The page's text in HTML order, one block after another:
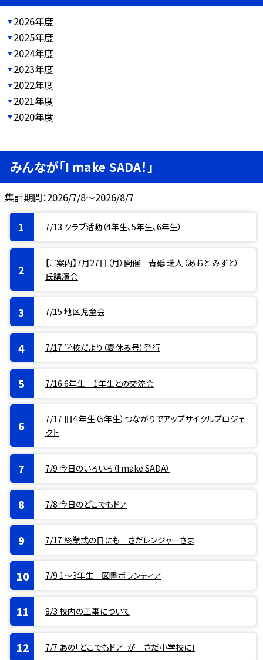
2026年度
2025年度
2024年度
2023年度
2022年度
2021年度
2020年度
みんなが「I make SADA！」
集計期間：2026/7/8～2026/8/7
7/13 クラブ活動（4年生、5年生、6年生）
【ご案内】7月27日（月）開催 青砥 瑞人（あおと みずと）
氏講演会
7/15 地区児童会
7/17 学校だより（夏休み号）発行
7/16 6年生 1年生との交流会
7/17 旧４年生（5年生）つながりでアップサイクルプロジェ
クト
7/9 今日のいろいろ（I make SADA）
7/8 今日のどこでもドア
7/17 終業式の日にも さだレンジャーさま
7/9 1〜3年生 図書ボランティア
8/3 校内の工事について
7/7 あの「どこでもドア」が さだ小学校に！